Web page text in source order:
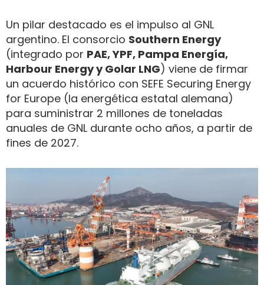
Un pilar destacado es el impulso al GNL
argentino. El consorcio Southern Energy
(integrado por PAE, YPF, Pampa Energía,
Harbour Energy y Golar LNG) viene de firmar
un acuerdo histórico con SEFE Securing Energy
for Europe (la energética estatal alemana)
para suministrar 2 millones de toneladas
anuales de GNL durante ocho años, a partir de
fines de 2027.